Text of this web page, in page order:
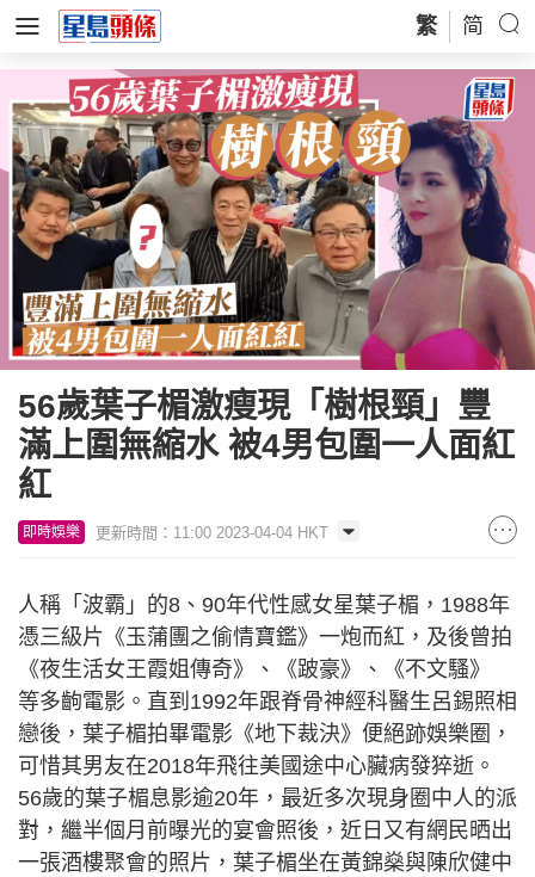
繁 简
56歲葉子楣激瘦現「樹根頸」豐
滿上圍無縮水 被4男包圍一人面紅
紅
即時娛樂 更新時間：11:00 2023-04-04 HKT
人稱「波霸」的8、90年代性感女星葉子楣，1988年
憑三級片《玉蒲團之偷情寶鑑》一炮而紅，及後曾拍
《夜生活女王霞姐傳奇》、《跛豪》、《不文騷》
等多齣電影。直到1992年跟脊骨神經科醫生呂錫照相
戀後，葉子楣拍畢電影《地下裁決》便絕跡娛樂圈，
可惜其男友在2018年飛往美國途中心臟病發猝逝。
56歲的葉子楣息影逾20年，最近多次現身圈中人的派
對，繼半個月前曝光的宴會照後，近日又有網民晒出
一張酒樓聚會的照片，葉子楣坐在黃錦燊與陳欣健中